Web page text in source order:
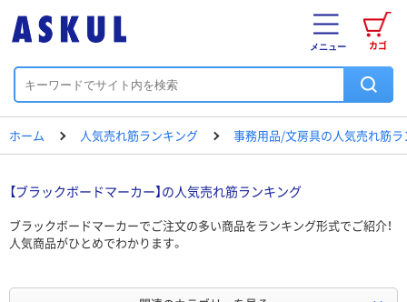
カゴ
メニュー
ホーム 人気売れ筋ランキング 事務用品/文房具の人気売れ筋ラ
【ブラックボードマーカー】の人気売れ筋ランキング
ブラックボードマーカーでご注文の多い商品をランキング形式でご紹介！
人気商品がひとめでわかります。